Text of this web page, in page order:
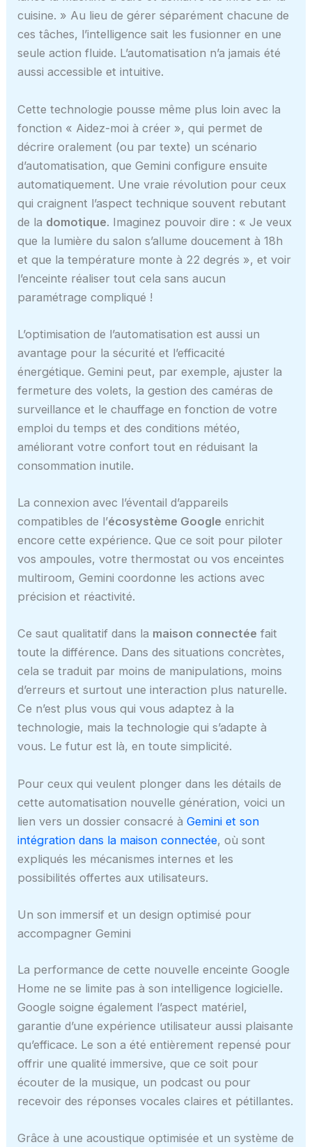
cuisine. » Au lieu de gérer séparément chacune de
ces tâches, l’intelligence sait les fusionner en une
seule action fluide. L’automatisation n’a jamais été
aussi accessible et intuitive.
Cette technologie pousse même plus loin avec la
fonction « Aidez-moi à créer », qui permet de
décrire oralement (ou par texte) un scénario
d’automatisation, que Gemini configure ensuite
automatiquement. Une vraie révolution pour ceux
qui craignent l’aspect technique souvent rebutant
de la domotique. Imaginez pouvoir dire : « Je veux
que la lumière du salon s’allume doucement à 18h
et que la température monte à 22 degrés », et voir
l’enceinte réaliser tout cela sans aucun
paramétrage compliqué !
L’optimisation de l’automatisation est aussi un
avantage pour la sécurité et l’efficacité
énergétique. Gemini peut, par exemple, ajuster la
fermeture des volets, la gestion des caméras de
surveillance et le chauffage en fonction de votre
emploi du temps et des conditions météo,
améliorant votre confort tout en réduisant la
consommation inutile.
La connexion avec l’éventail d’appareils
compatibles de l’écosystème Google enrichit
encore cette expérience. Que ce soit pour piloter
vos ampoules, votre thermostat ou vos enceintes
multiroom, Gemini coordonne les actions avec
précision et réactivité.
Ce saut qualitatif dans la maison connectée fait
toute la différence. Dans des situations concrètes,
cela se traduit par moins de manipulations, moins
d’erreurs et surtout une interaction plus naturelle.
Ce n’est plus vous qui vous adaptez à la
technologie, mais la technologie qui s’adapte à
vous. Le futur est là, en toute simplicité.
Pour ceux qui veulent plonger dans les détails de
cette automatisation nouvelle génération, voici un
lien vers un dossier consacré àGemini et son
intégration dans la maison connectée, où sont
expliqués les mécanismes internes et les
possibilités offertes aux utilisateurs.
Un son immersif et un design optimisé pour
accompagner Gemini
La performance de cette nouvelle enceinte Google
Home ne se limite pas à son intelligence logicielle.
Google soigne également l’aspect matériel,
garantie d’une expérience utilisateur aussi plaisante
qu’efficace. Le son a été entièrement repensé pour
offrir une qualité immersive, que ce soit pour
écouter de la musique, un podcast ou pour
recevoir des réponses vocales claires et pétillantes.
Grâce à une acoustique optimisée et un système de